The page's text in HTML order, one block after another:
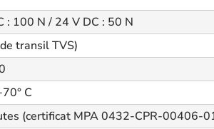
: 100 N / 24 V DC : 50 N
transil TVS)
C
(certificat MPA 0432-CPR-00406-